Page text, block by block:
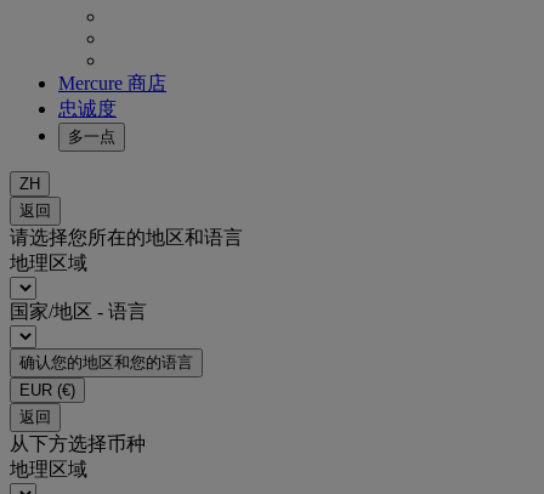
Mercure 商店
忠诚度
多一点
ZH
返回
请选择您所在的地区和语言
地理区域
国家/地区 - 语言
确认您的地区和您的语言
EUR (€)
返回
从下方选择币种
地理区域